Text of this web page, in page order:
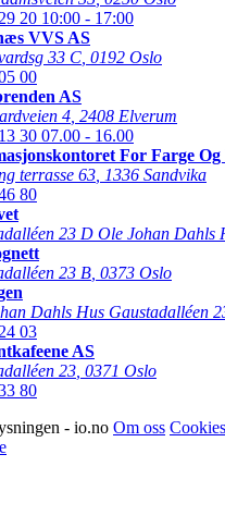
20 10:00 - 17:00
VVS AS
33 C 0192 Oslo
00
AS
4 2408 Elverum
30 07.00 - 16.00
For Farge Og
terrasse 63 1336 Sandvika
80
23 D Ole Johan Dahls
23 B 0373 Oslo
Dahls Hus Gaustadalléen
03
AS
23 0371 Oslo
80
- io.no Om oss Cookies